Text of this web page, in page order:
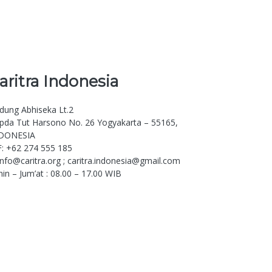
Indonesia
Abhiseka Lt.2
Tut Harsono No. 26 Yogyakarta – 55165,
+62 274 555 185
; caritra.indonesia@gmail.com
– Jum’at : 08.00 – 17.00 WIB